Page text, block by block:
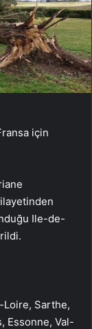
için
Ile-de-
Loire, Sarthe,
Essonne, Val-